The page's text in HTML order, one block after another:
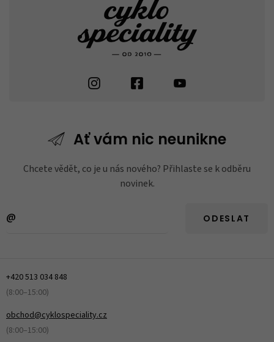
Ať vám nic neunikne
Chcete vědět, co je u nás nového? Přihlaste se k odběru
novinek.
ODESLAT
+420 513 034 848
(8:00–15:00)
obchod@cyklospeciality.cz
(8:00–15:00)